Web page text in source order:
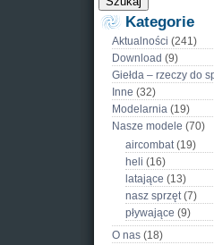
Kategorie
Aktualności (241)
Download (9)
Giełda – rzeczy do
Inne (32)
Modelarnia (19)
Nasze modele (70)
aircombat(19)
heli (16)
latające (13)
nasz sprzęt(7)
pływające (9)
O nas (18)